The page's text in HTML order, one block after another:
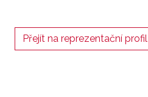
Přejít na reprezentační profil